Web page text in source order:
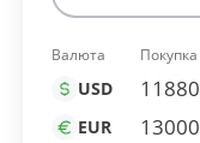
Валюта Покупка
USD 11880
EUR 13000